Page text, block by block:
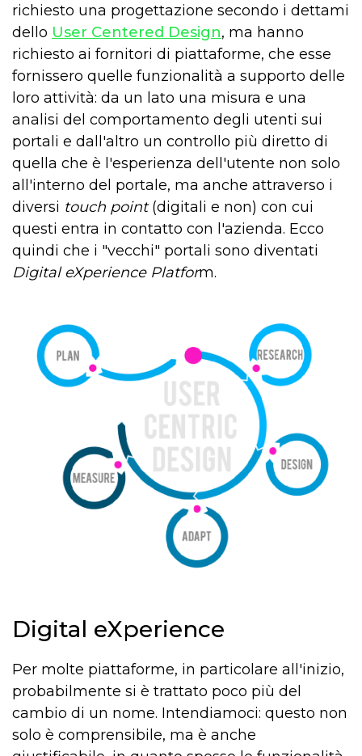
richiesto una progettazione secondo i dettami
dello User Centered Design, ma hanno
richiesto ai fornitori di piattaforme, che esse
fornissero quelle funzionalità a supporto delle
loro attività: da un lato una misura e una
analisi del comportamento degli utenti sui
portali e dall'altro un controllo più diretto di
quella che è l'esperienza dell'utente non solo
all'interno del portale, ma anche attraverso i
diversi touch point(digitali e non) con cui
questi entra in contatto con l'azienda. Ecco
quindi che i "vecchi" portali sono diventati
Digital eXperience Platform.
Digital eXperience
Per molte piattaforme, in particolare all'inizio,
probabilmente si è trattato poco più del
cambio di un nome. Intendiamoci: questo non
solo è comprensibile, ma è anche